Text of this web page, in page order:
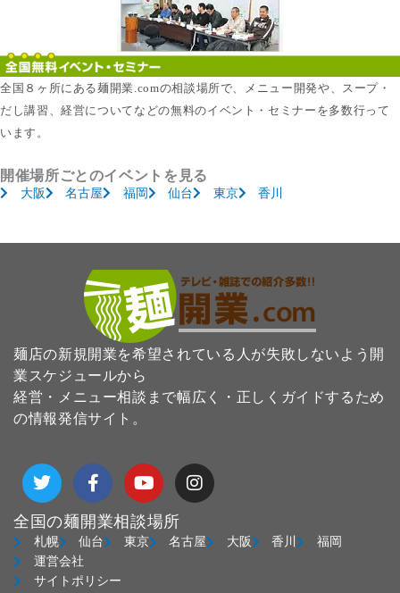
全国８ヶ所にある麺開業.comの相談場所で、メニュー開発や、スープ・
だし講習、経営についてなどの無料のイベント・セミナーを多数行って
います。
開催場所ごとのイベントを見る
大阪 名古屋 福岡 仙台 東京 香川
麺店の新規開業を希望されている人が失敗しないよう開
業スケジュールから
経営・メニュー相談まで幅広く・正しくガイドするため
の情報発信サイト。
T
w
i
t
t
e
r
F
a
c
e
b
o
k
Y
o
u
t
u
b
I
n
s
a
g
全国の麺開業相談場所
札幌 仙台 東京 名古屋 大阪 香川
福岡
運営会社
サイトポリシー